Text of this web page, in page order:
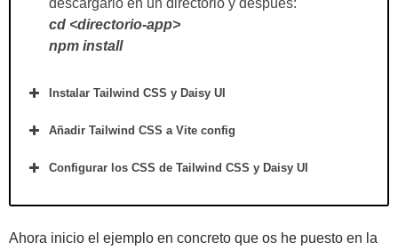
cd <directorio-app>
npm install
Instalar Tailwind CSS y Daisy UI
Añadir Tailwind CSS a Vite config
Configurar los CSS de Tailwind CSS y Daisy UI
Ahora inicio el ejemplo en concreto que os he puesto en la